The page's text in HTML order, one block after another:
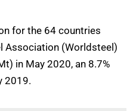
for the 64 countries
Association (Worldsteel)
in May 2020, an 8.7%
2019.